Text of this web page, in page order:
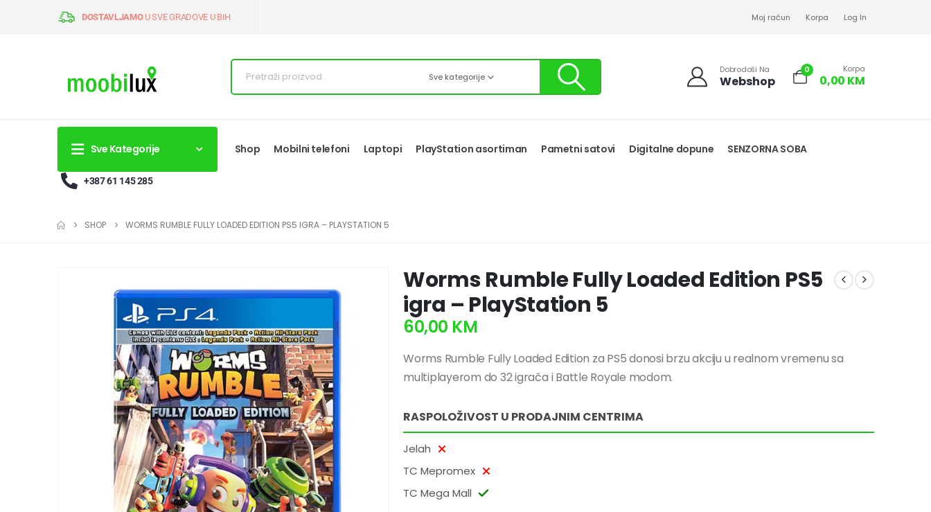
DOSTAVLJAMOU SVE GRADOVE U BIH Moj račun Korpa Log In
Sve kategorije
Dobrodoši Na
Webshop
0 Korpa
0,00 KM
Sve Kategorije Shop Mobilni telefoni Laptopi PlayStation asortiman Pametni satovi Digitalne dopune SENZORNA SOBA
+387 61 145 285
SHOP WORMS RUMBLE FULLY LOADED EDITION PS5 IGRA – PLAYSTATION 5
Worms Rumble Fully Loaded Edition PS5
igra – PlayStation 5
60,00 KM
Worms Rumble Fully Loaded Edition za PS5 donosi brzu akciju u realnom vremenu sa
multiplayerom do 32 igrača i Battle Royale modom.
RASPOLOŽIVOST U PRODAJNIM CENTRIMA
Jelah
TC Mepromex
TC Mega Mall